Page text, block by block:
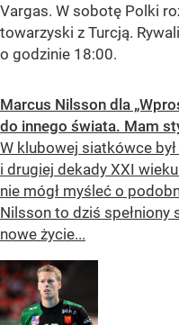
Vargas. W sobotę Polki
towarzyski z Turcją.
o godzinie 18:00.
Marcus Nilsson dla
do innego świata. Mam
W klubowej siatkówce
i drugiej dekady XXI
nie mógł myśleć o
Nilsson to dziś spełniony
nowe życie...